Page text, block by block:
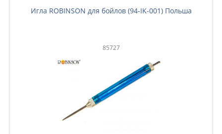
Игла ROBINSON для бойлов (94-IK-001) Польша
85727